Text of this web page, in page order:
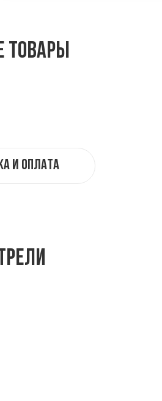
товары
и оплата